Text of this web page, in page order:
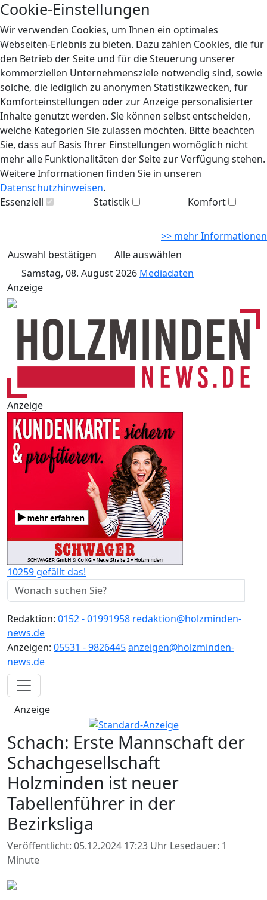
Cookie-Einstellungen
Wir verwenden Cookies, um Ihnen ein optimales
Webseiten-Erlebnis zu bieten. Dazu zählen Cookies, die für
den Betrieb der Seite und für die Steuerung unserer
kommerziellen Unternehmensziele notwendig sind, sowie
solche, die lediglich zu anonymen Statistikzwecken, für
Komforteinstellungen oder zur Anzeige personalisierter
Inhalte genutzt werden. Sie können selbst entscheiden,
welche Kategorien Sie zulassen möchten. Bitte beachten
Sie, dass auf Basis Ihrer Einstellungen womöglich nicht
mehr alle Funktionalitäten der Seite zur Verfügung stehen.
Weitere Informationen finden Sie in unseren
Datenschutzhinweisen.
Essenziell
Statistik Komfort
>> mehr Informationen
Auswahl bestätigen
Alle auswählen
Samstag, 08. August 2026 Mediadaten
Anzeige
Anzeige
10259 gefällt das!
Redaktion: 0152 - 01991958 redaktion@holzminden-
news.de
Anzeigen: 05531 - 9826445anzeigen@holzminden-
news.de
Anzeige
Schach: Erste Mannschaft der
Schachgesellschaft
Holzminden ist neuer
Tabellenführer in der
Bezirksliga
Veröffentlicht: 05.12.2024 17:23 Uhr Lesedauer: 1
Minute